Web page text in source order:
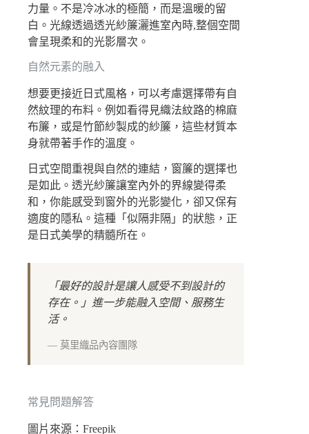
力量。不是冷冰冰的極簡，而是溫暖的留
白。光線透過透光紗簾灑進室內時,整個空間
會呈現柔和的光影層次。
自然元素的融入
想要更接近日式風格，可以考慮選擇帶有自
然紋理的布料。例如看得見織法紋路的棉麻
布簾，或是竹節紗製成的紗簾，這些材質本
身就帶著手作的溫度。
日式空間重視與自然的連結，窗簾的選擇也
是如此。透光紗簾讓室內外的界線變得柔
和，你能感受到窗外的光影變化，卻又保有
適度的隱私。這種「似隔非隔」的狀態，正
是日式美學的精髓所在。
「最好的設計是讓人感受不到設計的
存在。」進一步能融入空間、服務生
活。
— 莫里織品內容團隊
常見問題解答
圖片來源：Freepik